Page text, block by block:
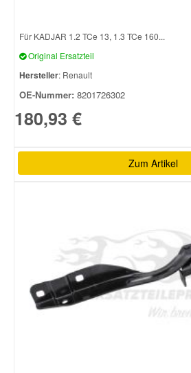
Für KADJAR 1.2 TCe 13, 1.3 TCe 160...
Original Ersatzteil
Hersteller: Renault
OE-Nummer: 8201726302
180,93 €
Zum Artikel